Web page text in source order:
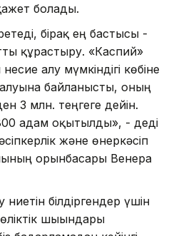
болады.
бірақ ең бастысы -
құрастыру. «Каспий»
алу мүмкіндігі көбіне
байланысты, оның
3 млн. теңгеге дейін.
адам оқытылды», - деді
және өнеркәсіп
орынбасары Венера
білдіргендер үшін
шығындары